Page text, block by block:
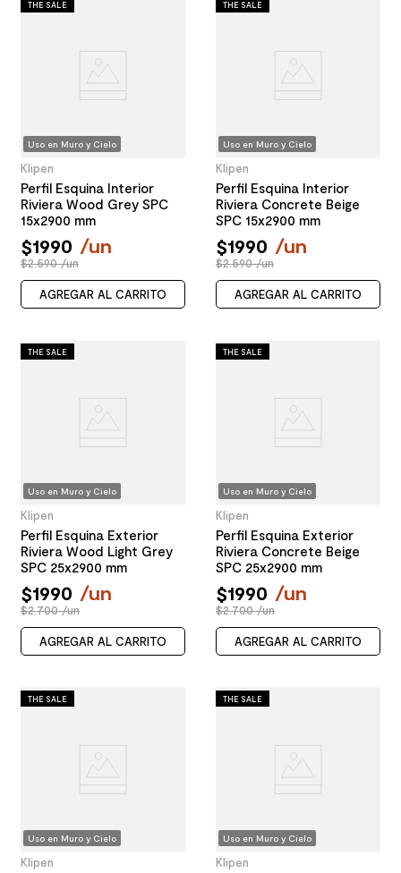
THE SALE
Uso en Muro y Cielo
Klipen
Perfil Esquina Interior
Riviera Wood Grey SPC
15x2900 mm
$1990 /un
$2.590 /un
AGREGAR AL CARRITO
THE SALE
Uso en Muro y Cielo
Klipen
Perfil Esquina Interior
Riviera Concrete Beige
SPC 15x2900 mm
$1990 /un
$2.590 /un
AGREGAR AL CARRITO
THE SALE
Uso en Muro y Cielo
Klipen
Perfil Esquina Exterior
Riviera Wood Light Grey
SPC 25x2900 mm
$1990 /un
$2.700 /un
AGREGAR AL CARRITO
THE SALE
Uso en Muro y Cielo
Klipen
Perfil Esquina Exterior
Riviera Concrete Beige
SPC 25x2900 mm
$1990 /un
$2.700 /un
AGREGAR AL CARRITO
THE SALE
Uso en Muro y Cielo
Klipen
THE SALE
Uso en Muro y Cielo
Klipen